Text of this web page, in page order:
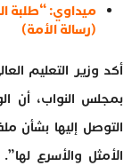
ميداوي: “طلبة
(رسالة الأمة)
أكد وزير التعليم
بمجلس النواب، أن
التوصل إليها بشأن
الأمثل والأسرع